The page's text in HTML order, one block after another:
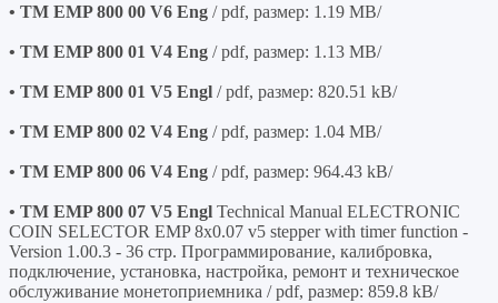
• TM EMP 800 00 V6 Eng / pdf, размер: 1.19 MB/
• TM EMP 800 01 V4 Eng / pdf, размер: 1.13 MB/
• TM EMP 800 01 V5 Engl / pdf, размер: 820.51 kB/
• TM EMP 800 02 V4 Eng / pdf, размер: 1.04 MB/
• TM EMP 800 06 V4 Eng / pdf, размер: 964.43 kB/
• TM EMP 800 07 V5 Engl Technical Manual ELECTRONIC
COIN SELECTOR EMP 8x0.07 v5 stepper with timer function -
Version 1.00.3 - 36 стр. Программирование, калибровка,
подключение, установка, настройка, ремонт и техническое
обслуживание монетоприемника / pdf, размер: 859.8 kB/